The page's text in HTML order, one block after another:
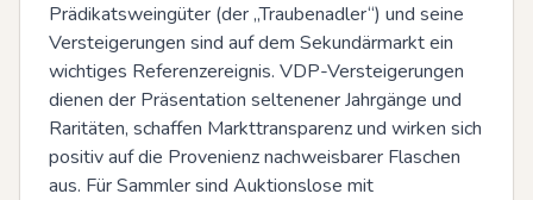
Prädikatsweingüter (der „Traubenadler“) und seine
Versteigerungen sind auf dem Sekundärmarkt ein
wichtiges Referenzereignis. VDP-Versteigerungen
dienen der Präsentation seltenener Jahrgänge und
Raritäten, schaffen Markttransparenz und wirken sich
positiv auf die Provenienz nachweisbarer Flaschen
aus. Für Sammler sind Auktionslose mit